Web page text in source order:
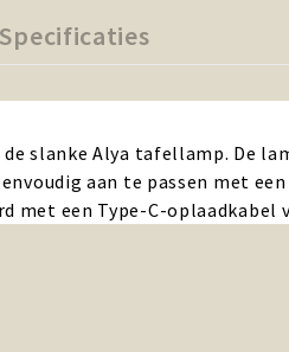
Specificaties
slanke Alya tafellamp. De
aan te passen met
met een Type-C-oplaadkabel